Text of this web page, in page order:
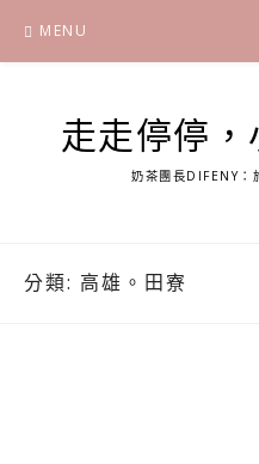
content
MENU
走走停停
奶茶團長DIFENY：
分類: 高雄。田寮